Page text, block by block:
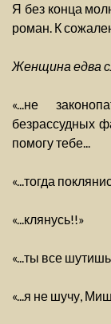
Я без конца
роман. К
Женщина едва
«...не
безрассудных
помогу тебе...
«...тогда
«...клянусь!!»
«...ты все
«...я не шучу,